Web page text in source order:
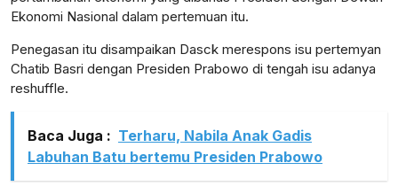
Ekonomi Nasional dalam pertemuan itu.
Penegasan itu disampaikan Dasck merespons isu pertemyan
Chatib Basri dengan Presiden Prabowo di tengah isu adanya
reshuffle.
Baca Juga : Terharu, Nabila Anak Gadis
Labuhan Batu bertemu Presiden Prabowo